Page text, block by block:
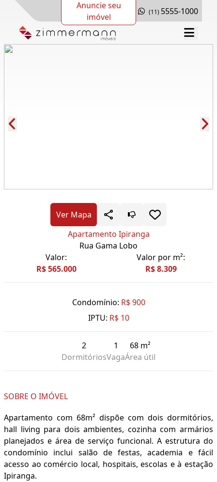
Anuncie seu
imóvel
(11) 5555-1000
Ver Mapa
Apartamento Ipiranga
Rua Gama Lobo
Valor:
R$ 565.000
Valor por m²:
R$ 8.309
Condomínio: R$ 900
IPTU: R$ 10
2
Dormitórios
1
Vaga
68 m²
Área útil
SOBRE O IMÓVEL
Apartamento com 68m² dispõe com dois dormitórios,
hall living para dois ambientes, cozinha com armários
planejados e área de serviço funcional. A estrutura do
condomínio inclui salão de festas, academia e fácil
acesso ao comércio local, hospitais, escolas e à estação
Ipiranga.